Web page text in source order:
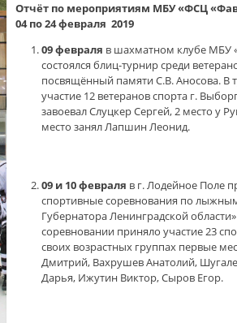
Отчёт по мероприятиям МБУ «ФСЦ
04 по 24 февраля 2019
09 февраля в шахматном клубе МБУ
состоялся блиц-турнир среди
посвящённый памяти С.В. Аносова. В
участие 12 ветеранов спорта г.
завоевал Слуцкер Сергей, 2 место у
место занял Лапшин Леонид.
09 и 10 февраля в г. Лодейное Поле
спортивные соревнования по
Губернатора Ленинградской
соревновании приняло участие 23
своих возрастных группах первые
Дмитрий, Вахрушев Анатолий,
Дарья, Ижутин Виктор, Сыров Егор.